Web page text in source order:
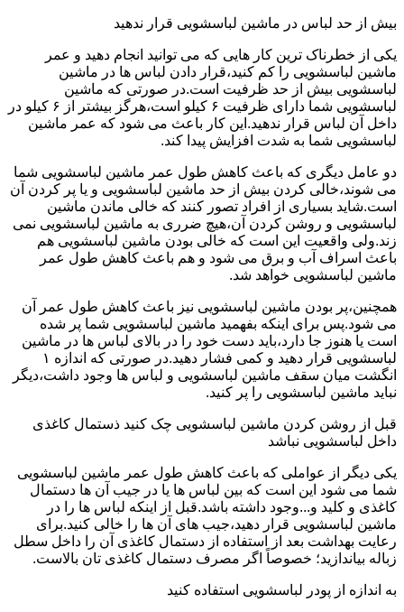
بیش از حد لباس در ماشین لباسشویی قرار ندهید
یکی از خطرناک ترین کار هایی که می توانید انجام دهید و عمر
ماشین لباسشویی را کم کنید،قرار دادن لباس ها در ماشین
لباسشویی بیش از حد ظرفیت است.در صورتی که ماشین
لباسشویی شما دارای ظرفیت ۶ کیلو است،هرگز بیشتر از ۶ کیلو در
داخل آن لباس قرار ندهید.این کار باعث می شود که عمر ماشین
لباسشویی شما به شدت افزایش پیدا کند.
دو عامل دیگری که باعث کاهش طول عمر ماشین لباسشویی شما
می شوند،خالی کردن بیش از حد ماشین لباسشویی و یا پر کردن آن
است.شاید بسیاری از افراد تصور کنند که خالی ماندن ماشین
لباسشویی و روشن کردن آن،هیچ ضرری به ماشین لباسشویی نمی
زند.ولی واقعیت این است که خالی بودن ماشین لباسشویی هم
باعث اسراف آب و برق می شود و هم باعث کاهش طول عمر
ماشین لباسشویی خواهد شد.
همچنین،پر بودن ماشین لباسشویی نیز باعث کاهش طول عمر آن
می شود.پس برای اینکه بفهمید ماشین لباسشویی شما پر شده
است یا هنوز جا دارد،باید دست خود را در بالای لباس ها در ماشین
لباسشویی قرار دهید و کمی فشار دهید.در صورتی که اندازه ۱
انگشت میان سقف ماشین لباسشویی و لباس ها وجود داشت،دیگر
نباید ماشین لباسشویی را پر کنید.
قبل از روشن کردن ماشین لباسشویی چک کنید ذستمال کاغذی
داخل لباسشویی نباشد
یکی دیگر از عواملی که باعث کاهش طول عمر ماشین لباسشویی
شما می شود این است که بین لباس ها یا در جیب آن ها دستمال
کاغذی و کلید و...وجود داشته باشد.قبل از اینکه لباس ها را در
ماشین لباسشویی قرار دهید،جیب های آن ها را خالی کنید.برای
رعایت بهداشت بعد از استفاده از دستمال کاغذی آن را داخل سطل
زباله بیاندازید؛ خصوصاً اگر مصرف دستمال کاغذی تان بالاست.
به اندازه از پودر لباسشویی استفاده کنید